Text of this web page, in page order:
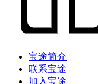
宝途简介
联系宝途
加入宝途